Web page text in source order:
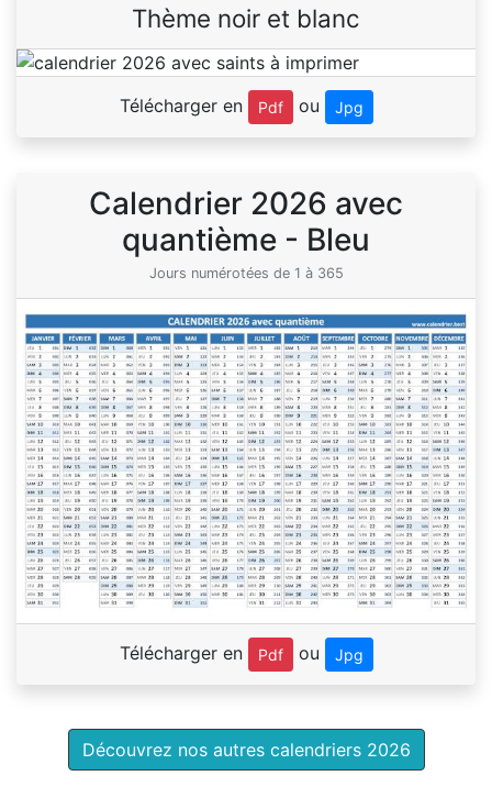
Thème noir et blanc
Télécharger en Pdf ou Jpg
Calendrier 2026 avec
quantième - Bleu
Jours numérotées de 1 à 365
Télécharger en Pdf ou Jpg
Découvrez nos autres calendriers 2026